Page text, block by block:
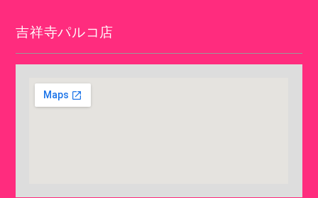
吉祥寺パルコ店